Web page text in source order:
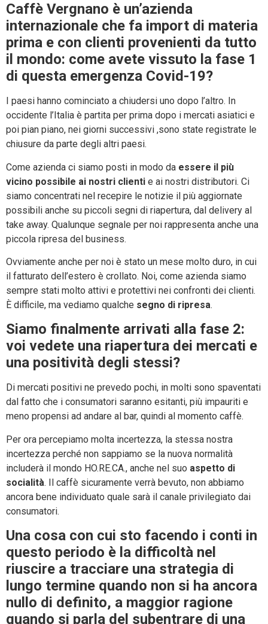
Caffè Vergnano è un’azienda
internazionale che fa import di materia
prima e con clienti provenienti da tutto
il mondo: come avete vissuto la fase 1
di questa emergenza Covid-19?
I paesi hanno cominciato a chiudersi uno dopo l’altro. In
occidente l’Italia è partita per prima dopo i mercati asiatici e
poi pian piano, nei giorni successivi ,sono state registrate le
chiusure da parte degli altri paesi.
Come azienda ci siamo posti in modo da essere il più
vicino possibile ai nostri clienti e ai nostri distributori. Ci
siamo concentrati nel recepire le notizie il più aggiornate
possibili anche su piccoli segni di riapertura, dal delivery al
take away. Qualunque segnale per noi rappresenta anche una
piccola ripresa del business.
Ovviamente anche per noi è stato un mese molto duro, in cui
il fatturato dell’estero è crollato. Noi, come azienda siamo
sempre stati molto attivi e protettivi nei confronti dei clienti.
È difficile, ma vediamo qualche segno di ripresa.
Siamo finalmente arrivati alla fase 2:
voi vedete una riapertura dei mercati e
una positività degli stessi?
Di mercati positivi ne prevedo pochi, in molti sono spaventati
dal fatto che i consumatori saranno esitanti, più impauriti e
meno propensi ad andare al bar, quindi al momento caffè.
Per ora percepiamo molta incertezza, la stessa nostra
incertezza perché non sappiamo se la nuova normalità
includerà il mondo HO.RE.CA., anche nel suo aspetto di
socialità. Il caffè sicuramente verrà bevuto, non abbiamo
ancora bene individuato quale sarà il canale privilegiato dai
consumatori.
Una cosa con cui sto facendo i conti in
questo periodo è la difficoltà nel
riuscire a tracciare una strategia di
lungo termine quando non si ha ancora
nullo di definito, a maggior ragione
quando si parla del subentrare di una